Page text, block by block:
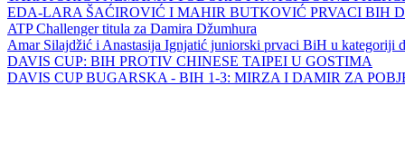
EDA-LARA ŠAĆIROVIĆ I MAHIR BUTKOVIĆ PRVACI BIH
ATP Challenger titula za Damira Džumhura
Amar Silajdžić i Anastasija Ignjatić juniorski prvaci BiH u kategoriji
DAVIS CUP: BIH PROTIV CHINESE TAIPEI U GOSTIMA
DAVIS CUP BUGARSKA - BIH 1-3: MIRZA I DAMIR ZA